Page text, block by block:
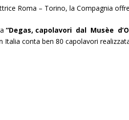
Roma – Torino, la Compagnia
“Degas, capolavori dal Musèe
Italia conta ben 80 capolavori